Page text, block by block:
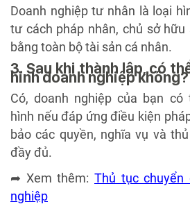
Doanh nghiệp tư nhân là loại
tư cách pháp nhân, chủ sở
bằng toàn bộ tài sản cá nhân.
3. Sau khi thành lập, có
hình doanh nghiệp không?
Có, doanh nghiệp của bạn
hình nếu đáp ứng điều kiện
bảo các quyền, nghĩa vụ và
đầy đủ.
➦ Xem thêm: Thủ tục chuyển
nghiệp